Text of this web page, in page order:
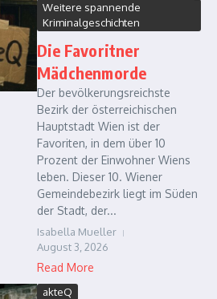
Weitere spannende
Kriminalgeschichten
Die Favoritner
Mädchenmorde
Der bevölkerungsreichste
Bezirk der österreichischen
Hauptstadt Wien ist der
Favoriten, in dem über 10
Prozent der Einwohner Wiens
leben. Dieser 10. Wiener
Gemeindebezirk liegt im Süden
der Stadt, der...
Isabella Mueller
August 3, 2026
Read More
akteQ